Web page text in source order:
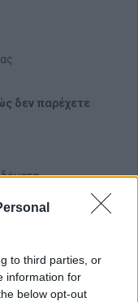
to third parties, or
information for
below opt-out
δεν παρέχετε
και προσόντων